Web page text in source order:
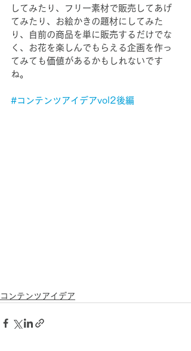
してみたり、フリー素材で販売してあげ
てみたり、お絵かきの題材にしてみた
り、自前の商品を単に販売するだけでな
く、お花を楽しんでもらえる企画を作っ
てみても価値があるかもしれないです
ね。
#コンテンツアイデアvol2後編
コンテンツアイデア